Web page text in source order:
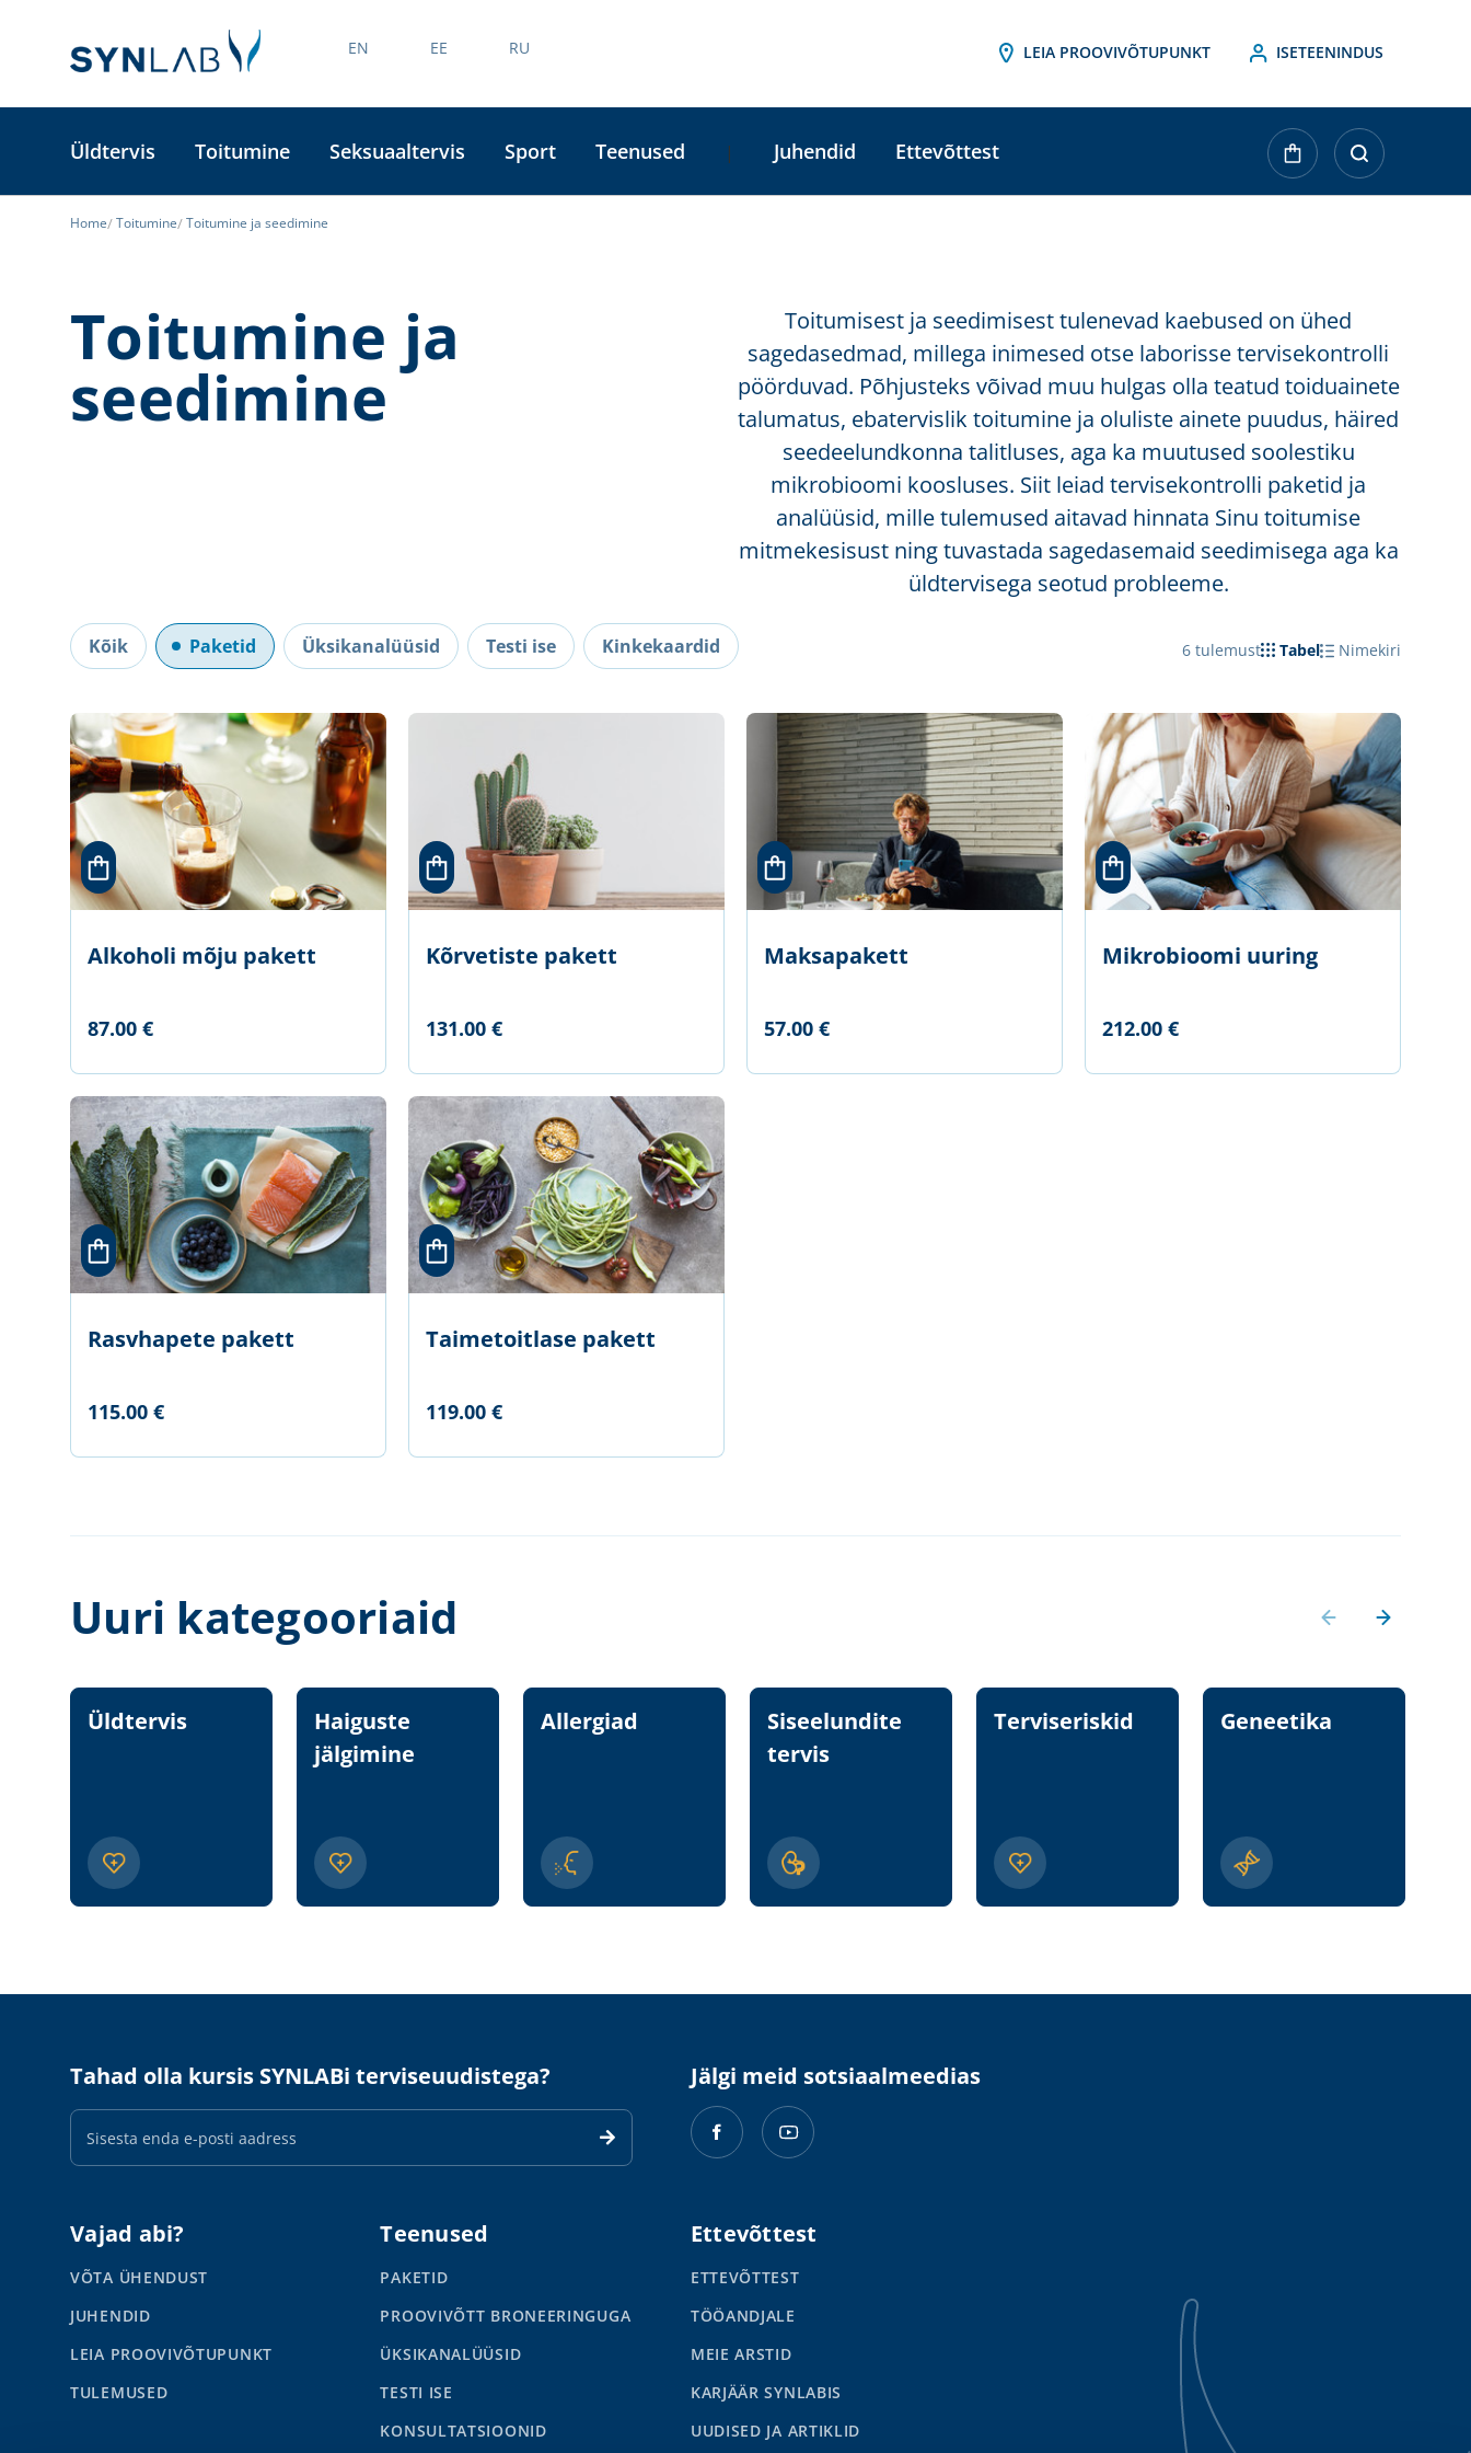
EN EE RU LEIA PROOVIVÕTUPUNKT ISETEENINDUS
Üldtervis Toitumine Seksuaaltervis Sport Teenused | Juhendid Ettevõttest
Home Toitumine Toitumine ja seedimine
Toitumine ja
seedimine
Toitumisest ja seedimisest tulenevad kaebused on ühed
sagedasedmad, millega inimesed otse laborisse tervisekontrolli
pöörduvad. Põhjusteks võivad muu hulgas olla teatud toiduainete
talumatus, ebatervislik toitumine ja oluliste ainete puudus, häired
seedeelundkonna talitluses, aga ka muutused soolestiku
mikrobioomi koosluses. Siit leiad tervisekontrolli paketid ja
analüüsid, mille tulemused aitavad hinnata Sinu toitumise
mitmekesisust ning tuvastada sagedasemaid seedimisega aga ka
üldtervisega seotud probleeme.
Kõik Paketid Üksikanalüüsid Testi ise Kinkekaardid 6 tulemust Tabel Nimekiri
Alkoholi mõju pakett
87.00 €
Kõrvetiste pakett
131.00 €
Maksapakett
57.00 €
Mikrobioomi uuring
212.00 €
Rasvhapete pakett
115.00 €
Taimetoitlase pakett
119.00 €
Uuri kategooriaid
Üldtervis
Haiguste
jälgimine
Allergiad
Siseelundite
tervis
Terviseriskid Geneetika
Tahad olla kursis SYNLABi terviseuudistega?
E-
maili
aadress
Jälgi meid sotsiaalmeedias
Vajad abi?
VÕTA ÜHENDUST
JUHENDID
LEIA PROOVIVÕTUPUNKT
TULEMUSED
Teenused
PAKETID
PROOVIVÕTT BRONEERINGUGA
ÜKSIKANALÜÜSID
TESTI ISE
KONSULTATSIOONID
Ettevõttest
ETTEVÕTTEST
TÖÖANDJALE
MEIE ARSTID
KARJÄÄR SYNLABIS
UUDISED JA ARTIKLID